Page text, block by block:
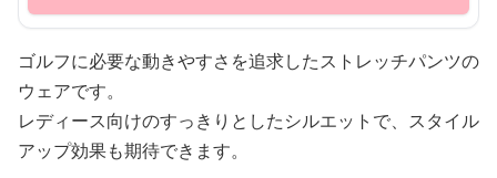
ゴルフに必要な動きやすさを追求したストレッチパンツの
ウェアです。
レディース向けのすっきりとしたシルエットで、スタイル
アップ効果も期待できます。